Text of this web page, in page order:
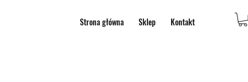
Strona główna Sklep Kontakt